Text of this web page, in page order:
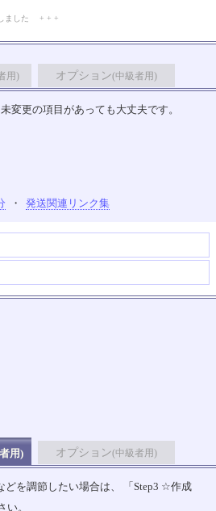
ました + + +
用) オプション(中級者用)
更の項目があっても大丈夫です。
・ 発送関連リンク集
用) オプション(中級者用)
を調節したい場合は、 「Step3 ☆作成
い。